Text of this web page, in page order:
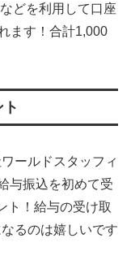
どを利用して口座
ます！合計1,000
ールドスタッフィ
与振込を初めて受
ト！給与の受け取
るのは嬉しいです